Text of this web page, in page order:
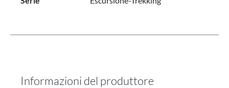
Informazioni del produttore